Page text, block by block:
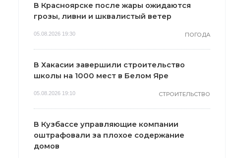
В Красноярске после жары ожидаются
грозы, ливни и шквалистый ветер
05.08.2026 19:30 ПОГОДА
В Хакасии завершили строительство
школы на 1000 мест в Белом Яре
05.08.2026 19:10 СТРОИТЕЛЬСТВО
В Кузбассе управляющие компании
оштрафовали за плохое содержание
домов